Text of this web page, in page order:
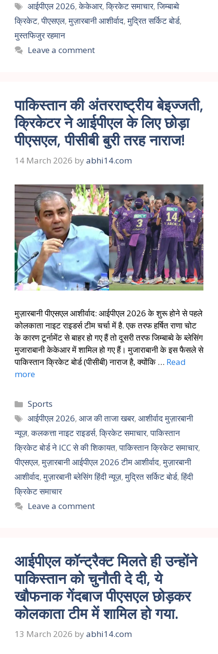
आईपीएल 2026,केकेआर,क्रिकेट समाचार,जिम्बाब्वे
क्रिकेट,पीएसएल,मुज़ारबानी आशीर्वाद,मुद्रित सर्किट बोर्ड,
मुस्तफिजुर रहमान
Leave a comment
पाकिस्तान की अंतरराष्ट्रीय बेइज्जती,
क्रिकेटर ने आईपीएल के लिए छोड़ा
पीएसएल, पीसीबी बुरी तरह नाराज!
14 March 2026 by abhi14.com
मुज़ारबानी पीएसएल आशीर्वाद: आईपीएल 2026 के शुरू होने से पहले
कोलकाता नाइट राइडर्स टीम चर्चा में है. एक तरफ हर्षित राणा चोट
के कारण टूर्नामेंट से बाहर हो गए हैं तो दूसरी तरफ जिम्बाब्वे के ब्लेसिंग
मुजाराबानी केकेआर में शामिल हो गए हैं। मुजाराबानी के इस फैसले से
पाकिस्तान क्रिकेट बोर्ड (पीसीबी) नाराज है, क्योंकि … Read
more
Sports
आईपीएल 2026,आज की ताजा खबर,आशीर्वाद मुज़ारबानी
न्यूज़,कलकत्ता नाइट राइडर्स,क्रिकेट समाचार,पाकिस्तान
क्रिकेट बोर्ड ने ICC से की शिकायत,पाकिस्तान क्रिकेट समाचार,
पीएसएल,मुज़ारबानी आईपीएल 2026 टीम आशीर्वाद,मुज़ारबानी
आशीर्वाद,मुज़ारबानी ब्लेसिंग हिंदी न्यूज़,मुद्रित सर्किट बोर्ड,हिंदी
क्रिकेट समाचार
Leave a comment
आईपीएल कॉन्ट्रैक्ट मिलते ही उन्होंने
पाकिस्तान को चुनौती दे दी, ये
खौफनाक गेंदबाज पीएसएल छोड़कर
कोलकाता टीम में शामिल हो गया.
13 March 2026 by abhi14.com